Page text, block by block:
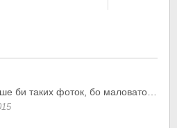
би таких фоток, бо маловато…